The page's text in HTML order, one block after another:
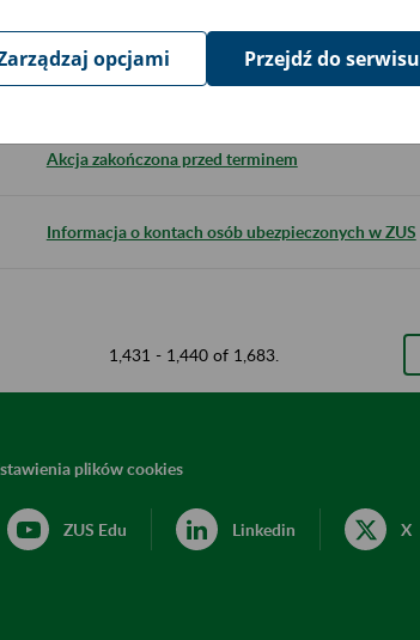
Nowy ZUS
Akcja zakończona przed terminem
Informacja o kontach osób ubezpieczonych w ZUS
1,431 - 1,440 of 1,683.
plików cookies
ZUS Edu Linkedin X
opcjami Przejdź do serwisu